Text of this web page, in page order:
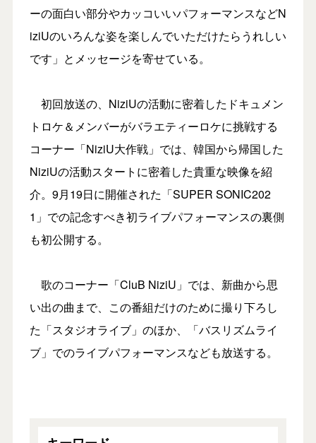
ーの面白い部分やカッコいいパフォーマンスなどN
iziUのいろんな姿を楽しんでいただけたらうれしい
です」とメッセージを寄せている。
初回放送の、NiziUの活動に密着したドキュメン
トロケ＆メンバーがバラエティーロケに挑戦する
コーナー「NiziU大作戦」では、韓国から帰国した
NiziUの活動スタートに密着した貴重な映像を紹
介。9月19日に開催された「SUPER SONIC202
1」での記念すべき初ライブパフォーマンスの裏側
も初公開する。
歌のコーナー「CluB NiziU」では、新曲から思
い出の曲まで、この番組だけのために撮り下ろし
た「スタジオライブ」のほか、「バスリズムライ
ブ」でのライブパフォーマンスなども放送する。